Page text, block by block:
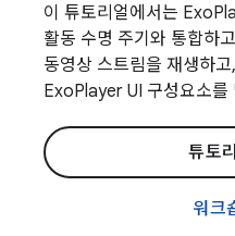
이 튜토리얼에서는
활동 수명 주기와 통합하
동영상 스트림을 재생하
ExoPlayer UI 구성요소를
튜토
워크